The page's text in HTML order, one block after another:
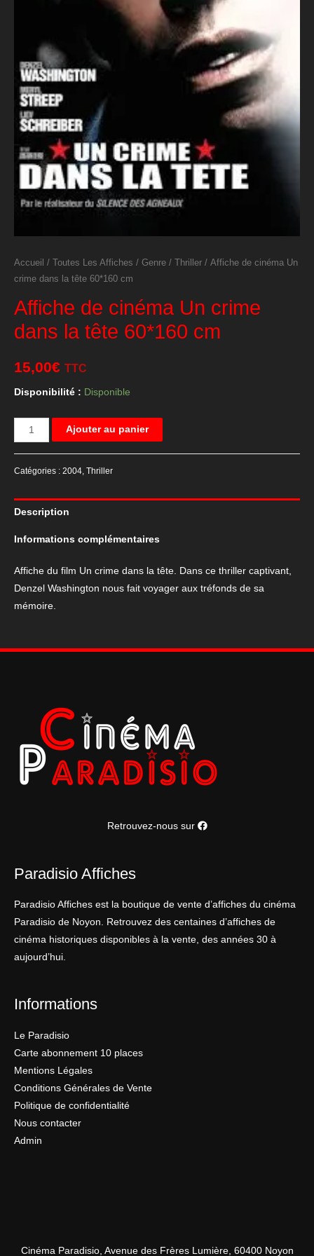
Accueil / Toutes Les Affiches / Genre / Thriller / Affiche de cinéma Un
crime dans la tête 60*160 cm
Affiche de cinéma Un crime
dans la tête 60*160 cm
15,00€ TTC
Disponibilité : Disponible
quantité
de
cinéma
Un
la
tête
60*160
Ajouter au panier
Catégories : 2004 Thriller
Description
Informations complémentaires
Affiche du film Un crime dans la tête. Dans ce thriller captivant,
Denzel Washington nous fait voyager aux tréfonds de sa
mémoire.
Retrouvez-nous sur
Paradisio Affiches
Paradisio Affiches est la boutique de vente d’affiches du cinéma
Paradisio de Noyon. Retrouvez des centaines d’affiches de
cinéma historiques disponibles à la vente, des années 30 à
aujourd’hui.
Informations
Le Paradisio
Carte abonnement 10 places
Mentions Légales
Conditions Générales de Vente
Politique de confidentialité
Nous contacter
Admin
Cinéma Paradisio, Avenue des Frères Lumière, 60400 Noyon